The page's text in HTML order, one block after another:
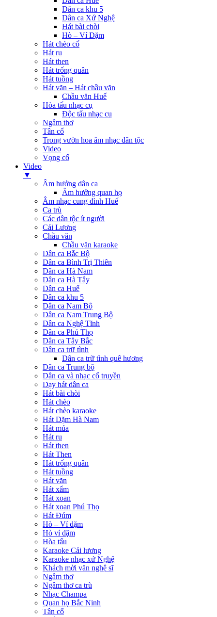
Dân ca khu 5
Dân ca Xứ Nghệ
Hát bài chòi
Hò – Ví Dặm
Hát chèo cổ
Hát ru
Hát then
Hát trống quân
Hát tuồng
Hát văn – Hát chầu văn
Chầu văn Huế
Hòa tấu nhạc cụ
Độc tấu nhạc cụ
Ngâm thơ
Tân cổ
Trong vườn hoa âm nhạc dân tộc
Video
Vọng cổ
Video
▼
Âm hưởng dân ca
Âm hưởng quan họ
Âm nhạc cung đình Huế
Ca trù
Các dân tộc ít người
Cải Lương
Chầu văn
Chầu văn karaoke
Dân ca Bắc Bộ
Dân ca Bình Trị Thiên
Dân ca Hà Nam
Dân ca Hà Tây
Dân ca Huế
Dân ca khu 5
Dân ca Nam Bộ
Dân ca Nam Trung Bộ
Dân ca Nghệ Tĩnh
Dân ca Phú Thọ
Dân ca Tây Bắc
Dân ca trữ tình
Dân ca trữ tình quê hương
Dân ca Trung bộ
Dân ca và nhạc cổ truyền
Dạy hát dân ca
Hát bài chòi
Hát chèo
Hát chèo karaoke
Hát Dặm Hà Nam
Hát múa
Hát ru
Hát then
Hát Then
Hát trống quân
Hát tuồng
Hát văn
Hát xẩm
Hát xoan
Hát xoan Phú Thọ
Hát Đúm
Hò – Ví dặm
Hò ví dặm
Hòa tấu
Karaoke Cải lương
Karaoke nhạc xứ Nghệ
Khách mời văn nghệ sĩ
Ngâm thơ
Ngâm thơ ca trù
Nhạc Champa
Quan họ Bắc Ninh
Tân cổ